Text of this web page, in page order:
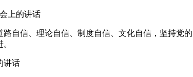
上的讲话
自信、理论自信、制度自信、文化自信，坚持党的
讲话